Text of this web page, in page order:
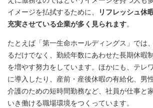
イメージを払拭するために、
リフレッシュ休
充実させている企業が多く見られます。
たとえば「第一生命ホールディングス」では
るだけでなく、勤続年数にあわせた長期休暇
を増やす努力をしています。ほかにも、テレ
に導入したり、産前・産後休暇の有給化、男
介護のための短時間勤務など、社員が仕事と
いき働ける職場環境をつくっています。